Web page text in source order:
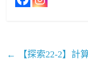
←
【探索22-2】